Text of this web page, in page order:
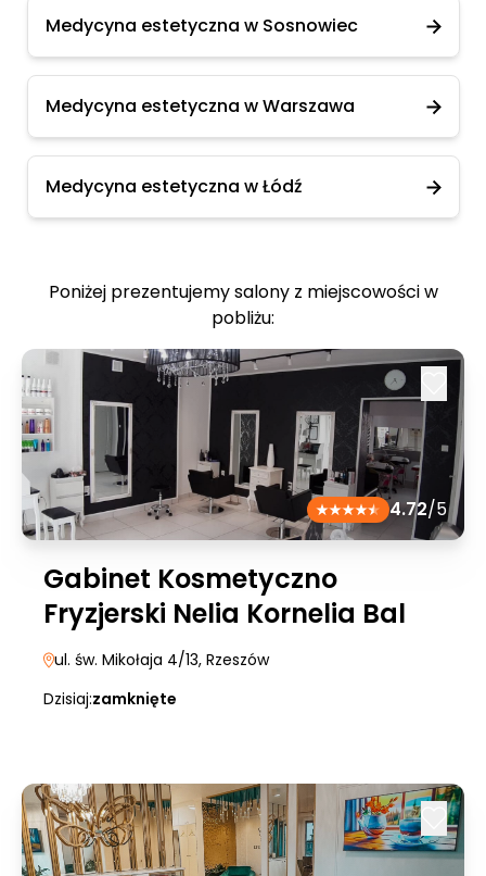
Medycyna estetyczna w Sosnowiec
Medycyna estetyczna w Warszawa
Medycyna estetyczna w Łódź
Poniżej prezentujemy salony z miejscowości w
pobliżu:
4.72/5
Gabinet Kosmetyczno
Fryzjerski Nelia Kornelia Bal
ul. św. Mikołaja 4/13, Rzeszów
Dzisiaj:zamknięte